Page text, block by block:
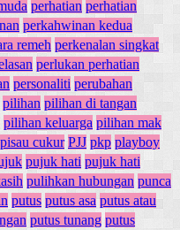
perhatian perhatian
perkahwinan kedua
remeh perkenalan singkat
perlukan perhatian
personaliti perubahan
pilihan pilihan di tangan
pilihan keluarga pilihan mak
pisau cukur PJJ pkp playboy
pujuk hati pujuk hati
pulihkan hubungan punca
putus putus asa putus atau
putus tunang putus